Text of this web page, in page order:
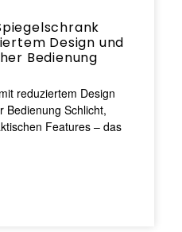
Design und
Bedienung
reduziertem Design
Bedienung Schlicht,
Features – das